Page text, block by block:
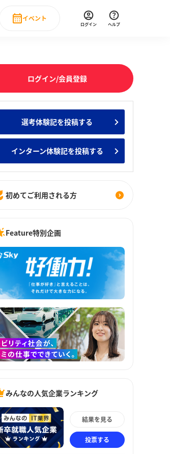
ンキング みんなのインターン人気企業ランキ
タビュー
イベント
直近のイベント一覧
ログイン ヘルプ
ログイン/会員登録
選考体験記を投稿する
インターン体験記を投稿する
初めてご利用される方
Feature特別企画
みんなの人気企業ランキング
結果を見る
投票する